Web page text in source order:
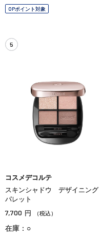
OPポイント対象
5
コスメデコルテ
スキンシャドウ デザイニング
パレット
7,700 円 （税込）
在庫：○